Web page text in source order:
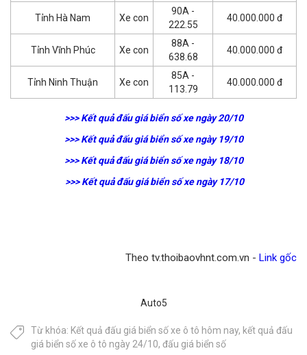
Tỉnh Hà Nam Xe con
90A -
222.55
40.000.000 đ
Tỉnh Vĩnh Phúc Xe con
88A -
638.68
40.000.000 đ
Tỉnh Ninh Thuận Xe con
85A -
113.79
40.000.000 đ
>>> Kết quả đấu giá biển số xe ngày 20/10
>>> Kết quả đấu giá biển số xe ngày 19/10
>>> Kết quả đấu giá biển số xe ngày 18/10
>>> Kết quả đấu giá biển số xe ngày 17/10
Theo tv.thoibaovhnt.com.vn - Link gốc
Auto5
Từ khóa: Kết quả đấu giá biển số xe ô tô hôm nay, kết quả đấu
giá biển số xe ô tô ngày 24/10, đấu giá biển số